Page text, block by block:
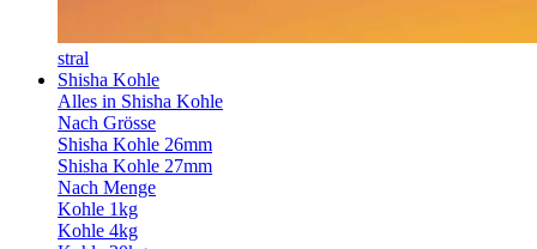
stral
Shisha Kohle
Alles in Shisha Kohle
Nach Grösse
Shisha Kohle 26mm
Shisha Kohle 27mm
Nach Menge
Kohle 1kg
Kohle 4kg